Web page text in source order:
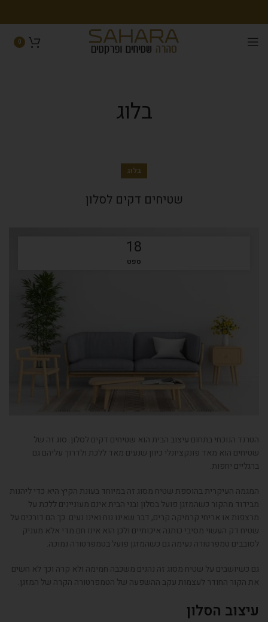
0
בלוג
בלוג
שטיחים דקים לסלון
18
ספט
הטרנד הנוכחי בתחום עיצוב הבית הוא שטיחים דקים לסלון. סוג זה של
שטיחים הוא מאד פונקציונלי כיוון שנעים מאד ללכת ולדרוך עליהם גם
ברגליים יחפות.
המגמה העיקרית בהוספת שטיח מסוג זה במיוחד בעונת הקיץ היא כדי ליהנות
מבידוד מהקור כשהמזגן פועל בסלון ובני הבית אינם מעוניינים ללכת על
מרצפות או אריחי קרמיקה קרים, דבר שאינו נוח ואינו נעים. כך הם דורכים על
שטיח דק העשוי מסיבי כותנה איכותיים ולכן הוא אינו חם מדי אלא מעניק
לסובבים טמפרטורה נעימה גם כשהמזגן פועל בטמפרטורה נמוכה.
גם כשיושבים על שטיח מסוג זה נהנים משכבה חמימה ולא קרה וכך לא חשים
את הקור החודר לעצמות עקב ההשפעה של הטמפרטורה הקרה של המזגן.
עיצוב הסלון